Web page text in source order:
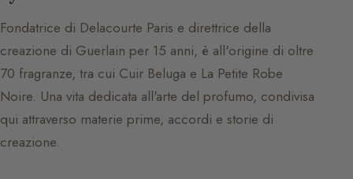
Fondatrice di Delacourte Paris e direttrice della
creazione di Guerlain per 15 anni, è all'origine di oltre
70 fragranze, tra cui Cuir Beluga e La Petite Robe
Noire. Una vita dedicata all'arte del profumo, condivisa
qui attraverso materie prime, accordi e storie di
creazione.